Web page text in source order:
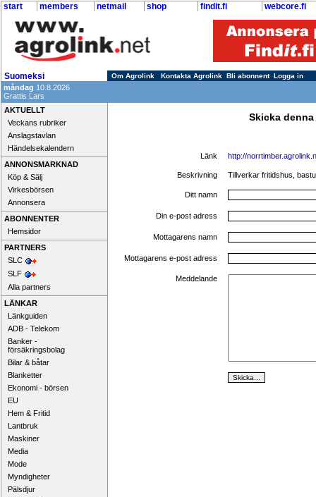
start members netmail shop findit.fi webcore.fi
Suomeksi Om Agrolink Kontakta Agrolink Bli abonnent Logga in
måndag 10.8.2026
Grattis Lars
AKTUELLT
Veckans rubriker
Anslagstavlan
Händelsekalendern
ANNONSMARKNAD
Köp & Sälj
Virkesbörsen
Annonsera
ABONNENTER
Hemsidor
PARTNERS
SLC
SLF
Alla partners
LÄNKAR
Länkguiden
ADB - Telekom
Banker -
försäkringsbolag
Bilar & båtar
Blanketter
Ekonomi - börsen
EU
Hem & Fritid
Lantbruk
Maskiner
Media
Mode
Myndigheter
Pälsdjur
Skicka
Länk http://
Beskrivning Tillverkar fritidshus,
Ditt namn
Din e-post adress
Mottagarens namn
Mottagarens e-post adress
Meddelande